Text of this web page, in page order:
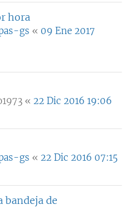
hora
gs « 09 Ene 2017
« 22 Dic 2016 19:06
gs « 22 Dic 2016 07:15
bandeja de